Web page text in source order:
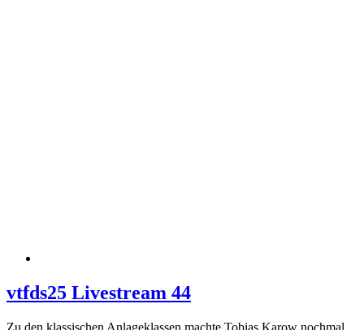
vtfds25 Livestream 44
Zu den klassischen Anlageklassen machte Tobias Karow nochmal